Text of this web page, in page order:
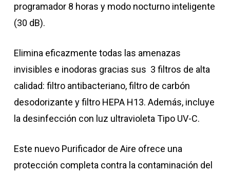
programador 8 horas y modo nocturno inteligente
(30 dB).
Elimina eficazmente todas las amenazas
invisibles e inodoras gracias sus 3 filtros de alta
calidad: filtro antibacteriano, filtro de carbón
desodorizante y filtro HEPA H13. Además, incluye
la desinfección con luz ultravioleta Tipo UV-C.
Este nuevo Purificador de Aire ofrece una
protección completa contra la contaminación del